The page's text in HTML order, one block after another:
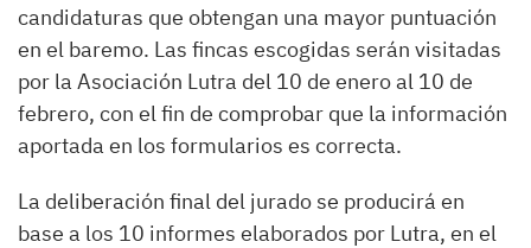
candidaturas que obtengan una mayor puntuación
en el baremo. Las fincas escogidas serán visitadas
por la Asociación Lutra del 10 de enero al 10 de
febrero, con el fin de comprobar que la información
aportada en los formularios es correcta.
La deliberación final del jurado se producirá en
base a los 10 informes elaborados por Lutra, en el